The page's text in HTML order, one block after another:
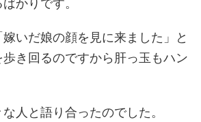
かりです。
いだ娘の顔を見に来ました」と
き回るのですから肝っ玉もハン
人と語り合ったのでした。